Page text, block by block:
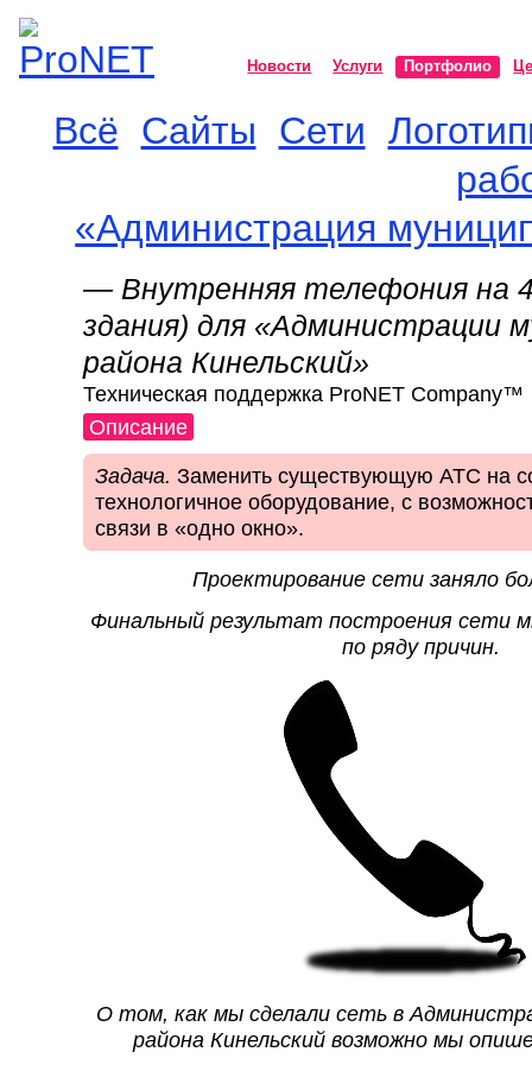
Новости Услуги Портфолио
Всё Сайты Сети
«Администрация
— Внутренняя телефония на
здания) для «Администрации
района Кинельский»
Техническая поддержка ProNET Company™
Описание
Задача. Заменить существующую АТС на
технологичное оборудование, с
связи в «одно окно».
Проектирование сети заняло
Финальный результат построения сети
по ряду причин.
О том, как мы сделали сеть в
района Кинельский возможно мы